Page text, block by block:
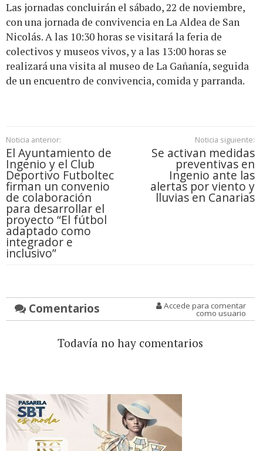
Las jornadas concluirán el sábado, 22 de noviembre,
con una jornada de convivencia en La Aldea de San
Nicolás. A las 10:30 horas se visitará la feria de
colectivos y museos vivos, y a las 13:00 horas se
realizará una visita al museo de La Gañanía, seguida
de un encuentro de convivencia, comida y parranda.
Noticia anterior:
El Ayuntamiento de
Ingenio y el Club
Deportivo Futboltec
firman un convenio
de colaboración
para desarrollar el
proyecto “El fútbol
adaptado como
integrador e
inclusivo”
Noticia siguiente:
Se activan medidas
preventivas en
Ingenio ante las
alertas por viento y
lluvias en Canarias
Comentarios Accede para comentar
como usuario
Todavía no hay comentarios